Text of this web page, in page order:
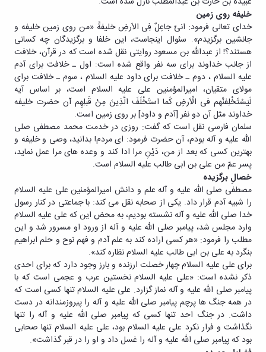
خلیفه روی زمین
خدای تعالی فرمود: انیّ جاعِلٌ فِی الاَرضِ خلیفةً «من روی زمین خلیفه و
جانشین برگزیدم». سئوال اینجاست، این خلفا و برگزیدگان چه کسانی
هستند؟! از عبدالله بن مسعود روایتی نقل شده است که در قرآن، خلافت
از جانب خداوند برای سه نفر واقع شده است: اول ـ خلافت برای آدم
علیه السلام ، دوم ـ خلافت برای داود علیه السلام ، سوم ـ خلافت برای
مولای متقیان، امیرالمؤمنین علی علیه السلام است، بر اساس آیه
لَیَسْتَخْلِفنَّهم فی الْاَرضِ کَما استَخْلَفَ الَّذِینَ مِنْ قَبلِهِم آن حضرت خلیفه
خداوند مثل آن دو نفر [آدم و داود] بر روی زمین است.
سلمان فارسی نقل است که گفت: روزی در خدمت محمد مصطفی صلی
الله علیه و آله بودم، آن حضرت فرمود: ای مردم! بدانید، وصی و خلیفه و
بهترین کسی که بعد از من، دَیْنِ مرا ادا کند و وعده های مرا عمل نماید،
پسر عمّ من علی بن ابی طالب علیه السلام است.
خصالِ برگزیده
مصطفی صلی الله علیه و آله علم و دانش امیرالمؤمنین علی علیه السلام
را شبیه آدم قرار داد. یکی از صحابه نقل می کند: با جماعتی در کنار رسول
خدا صلی الله علیه و آله نشسته بودیم، به محض این که علی علیه السلام
وارد مجلس شد، پیامبر صلی الله علیه و آله از ورود او مسرور شد و این
مطلب را فرمود: «هر کسی اراده کند به علم آدم و فهم نوح و حلم ابراهیم
بنگرد به علی بن ابی طالب علیه السلام نظاره کند».
برای علی علیه السلام چهار خصلت ارزنده و بارز وجود دارد که برای احدی
ذکر نشده است: «علی علیه السلام نخستین عرب و عجمی است که با
پیامبر صلی الله علیه و آله نماز گزارد. علی علیه السلام تنها کسی است که
در همه جنگ ها پرچم پیامبر صلی الله علیه و آله را پیروزمندانه در دست
داشت. در جنگ احد تنها کسی که پیامبر صلی الله علیه و آله را تنها
نگذاشت و فرار نکرد علی علیه السلام بود، علی علیه السلام تنها صحابی
بود که پیامبر صلی الله علیه و آله را غسل داد و او را در قبر گذاشت».